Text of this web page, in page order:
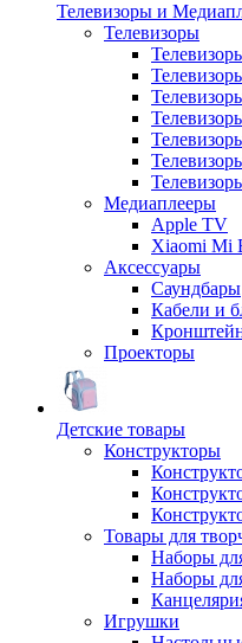
Телевизоры и
Телевизоры
Медиаплееры
Apple TV
Xiaomi Mi
Аксессуары
Саундбары
Кабели и
Проекторы
Детские товары
Конструкторы
Товары для
Наборы
Наборы
Игрушки